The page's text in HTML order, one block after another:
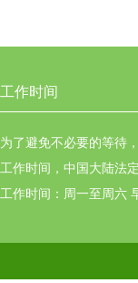
工作时间
为了避免不必要的等待
工作时间，中国大陆法
工作时间：周一至周六